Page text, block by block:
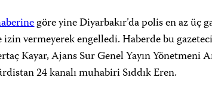
göre yine Diyarbakır’da polis en az üç
vermeyerek engelledi. Haberde bu
Kayar, Ajans Sur Genel Yayın Yönetmeni
24 kanalı muhabiri Sıddık Eren.